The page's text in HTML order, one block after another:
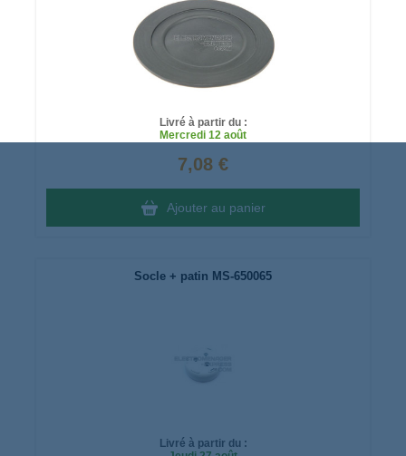
Livré à partir du :
Mercredi 12 août
7,08 €
Ajouter au panier
Socle + patin MS-650065
Livré à partir du :